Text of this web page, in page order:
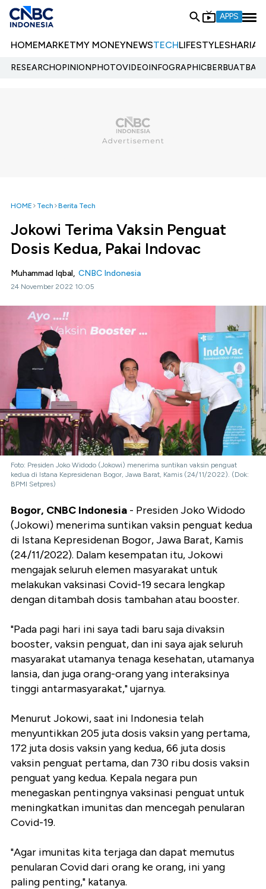
APPS
HOMEMARKETMY MONEYNEWSTECHLIFESTYLESHARIA
RESEARCHOPINIONPHOTOVIDEOINFOGRAPHIC
HOME Tech Berita Tech
Jokowi Terima Vaksin Penguat
Dosis Kedua, Pakai Indovac
Muhammad Iqbal, CNBC Indonesia
24 November 2022 10:05
Foto: Presiden Joko Widodo (Jokowi) menerima suntikan vaksin penguat
kedua di Istana Kepresidenan Bogor, Jawa Barat, Kamis (24/11/2022). (Dok:
BPMI Setpres)
Bogor, CNBC Indonesia - Presiden Joko Widodo
(Jokowi) menerima suntikan vaksin penguat kedua
di Istana Kepresidenan Bogor, Jawa Barat, Kamis
(24/11/2022). Dalam kesempatan itu, Jokowi
mengajak seluruh elemen masyarakat untuk
melakukan vaksinasi Covid-19 secara lengkap
dengan ditambah dosis tambahan atau booster.
"Pada pagi hari ini saya tadi baru saja divaksin
booster, vaksin penguat, dan ini saya ajak seluruh
masyarakat utamanya tenaga kesehatan, utamanya
lansia, dan juga orang-orang yang interaksinya
tinggi antarmasyarakat," ujarnya.
Menurut Jokowi, saat ini Indonesia telah
menyuntikkan 205 juta dosis vaksin yang pertama,
172 juta dosis vaksin yang kedua, 66 juta dosis
vaksin penguat pertama, dan 730 ribu dosis vaksin
penguat yang kedua. Kepala negara pun
menegaskan pentingnya vaksinasi penguat untuk
meningkatkan imunitas dan mencegah penularan
Covid-19.
"Agar imunitas kita terjaga dan dapat memutus
penularan Covid dari orang ke orang, ini yang
paling penting," katanya.